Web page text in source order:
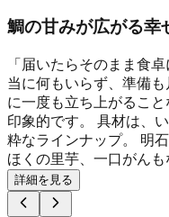
鯛の甘みが広がる幸
「届いたらそのまま食
当に何もいらず、準備
に一度も立ち上がるこ
印象的です。 具材は、
粋なラインナップ。 明
ほくの里芋、一口がんも
詳細を見る